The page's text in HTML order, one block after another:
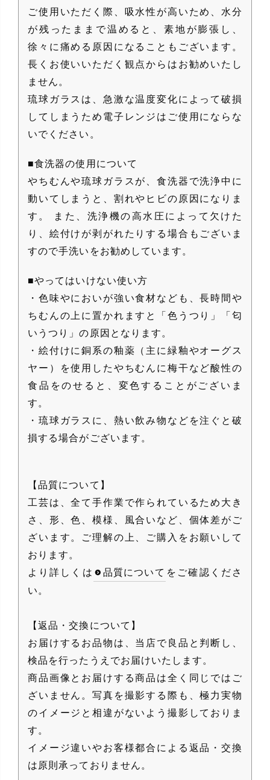
ご使用いただく際、吸水性が高いため、水分
が残ったままで温めると、素地が膨張し、
徐々に痛める原因になることもございます。
長くお使いいただく観点からはお勧めいたし
ません。
琉球ガラスは、急激な温度変化によって破損
してしまうため電子レンジはご使用にならな
いでください。
■食洗器の使用について
やちむんや琉球ガラスが、食洗器で洗浄中に
動いてしまうと、割れやヒビの原因になりま
す。 また、洗浄機の高水圧によって欠けた
り、絵付けが剥がれたりする場合もございま
すので手洗いをお勧めしています。
■やってはいけない使い方
・色味やにおいが強い食材なども、長時間や
ちむんの上に置かれますと「色うつり」「匂
いうつり」の原因となります。
・絵付けに銅系の釉薬（主に緑釉やオーグス
ヤー）を使用したやちむんに梅干など酸性の
食品をのせると、変色することがございま
す。
・琉球ガラスに、熱い飲み物などを注ぐと破
損する場合がございます。
【品質について】
工芸は、全て手作業で作られているため大き
さ、形、色、模様、風合いなど、個体差がご
ざいます。ご理解の上、ご購入をお願いして
おります。
より詳しくは
品質について をご確認くださ
い。
【返品・交換について】
お届けするお品物は、当店で良品と判断し、
検品を行ったうえでお届けいたします。
商品画像とお届けする商品は全く同じではご
ざいません。写真を撮影する際も、極力実物
のイメージと相違がないよう撮影しておりま
す。
イメージ違いやお客様都合による返品・交換
は原則承っておりません。